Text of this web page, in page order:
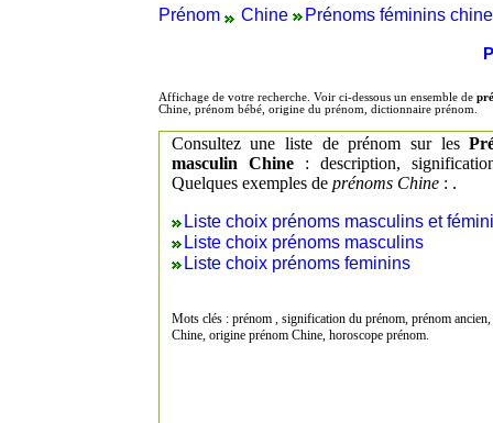
Prénom Chine Prénoms féminins
Affichage de votre recherche. Voir ci-dessous un ensemble de
Chine, prénom bébé, origine du prénom, dictionnaire prénom.
Consultez une liste de prénom sur les
masculin Chine: description,
Quelques exemples de prénoms Chine: .
Liste choix prénoms masculins et
Liste choix prénoms masculins
Liste choix prénoms feminins
Mots clés : prénom , signification du prénom, prénom
Chine, origine prénom Chine, horoscope prénom.